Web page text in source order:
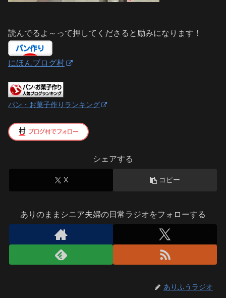
読んでるよ～って押してくださると励みになります！
にほんブログ村
パン・お菓子作りランキング
シェアする
X コピー
ありのままシニア夫婦の日常ラジオをフォローする
ありふうラジオ